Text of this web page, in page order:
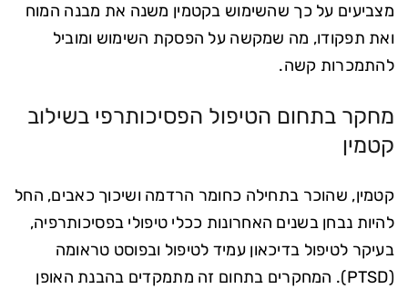
מצביעים על כך שהשימוש בקטמין משנה את מבנה המוח
ואת תפקודו, מה שמקשה על הפסקת השימוש ומוביל
להתמכרות קשה.
מחקר בתחום הטיפול הפסיכותרפי בשילוב
קטמין
קטמין, שהוכר בתחילה כחומר הרדמה ושיכוך כאבים, החל
להיות נבחן בשנים האחרונות ככלי טיפולי בפסיכותרפיה,
בעיקר לטיפול בדיכאון עמיד לטיפול ובפוסט טראומה
(PTSD). המחקרים בתחום זה מתמקדים בהבנת האופן